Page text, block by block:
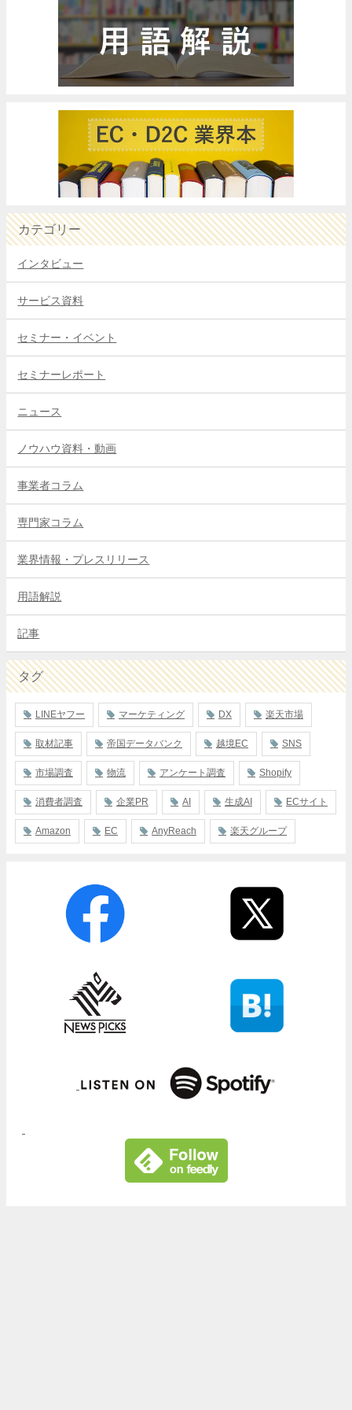
カテゴリー
インタビュー
サービス資料
セミナー・イベント
セミナーレポート
ニュース
ノウハウ資料・動画
事業者コラム
専門家コラム
業界情報・プレスリリース
用語解説
記事
タグ
LINEヤフー マーケティング DX 楽天市場
取材記事 帝国データバンク 越境EC SNS
市場調査 物流 アンケート調査 Shopify
消費者調査 企業PR AI 生成AI ECサイト
Amazon EC AnyReach 楽天グループ